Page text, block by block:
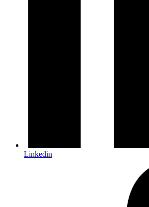
Linkedin